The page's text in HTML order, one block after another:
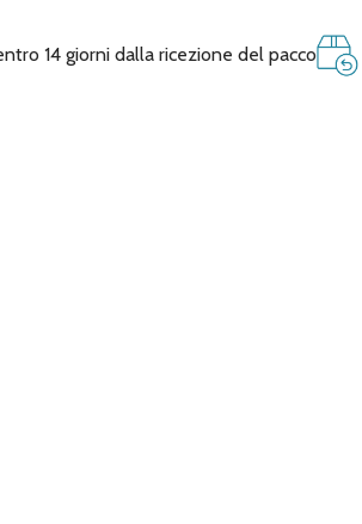
14 giorni dalla ricezione del pacco